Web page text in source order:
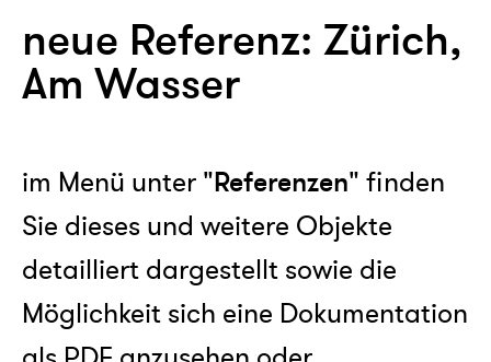
neue Referenz: Zürich,
Am Wasser
im Menü unter "Referenzen" finden
Sie dieses und weitere Objekte
detailliert dargestellt sowie die
Möglichkeit sich eine Dokumentation